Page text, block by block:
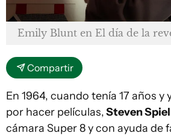
Emily Blunt en El día de la
Compartir
En 1964, cuando tenía 17 años y
por hacer películas,Steven
cámara Super 8 y con ayuda de